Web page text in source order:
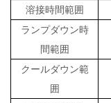
溶接時間範囲
ランプダウン時
間範囲
クールダウン範
囲